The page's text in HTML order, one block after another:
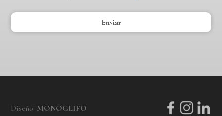
Diseño: MONOGLIFO